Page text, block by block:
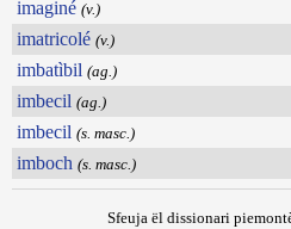
imaginé (v.)
imatricolé (v.)
imbatìbil (ag.)
imbecil (ag.)
imbecil (s. masc.)
imboch (s. masc.)
Sfeuja ël dissionari